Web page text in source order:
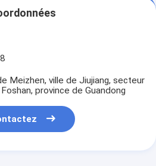
Meizhen, ville de Jiujiang, secteur
province de Guandong